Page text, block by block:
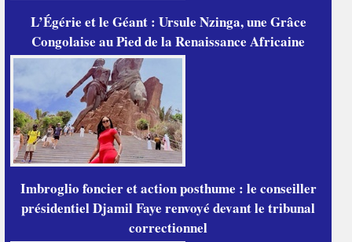
L’Égérie et le Géant : Ursule Nzinga, une Grâce
Congolaise au Pied de la Renaissance Africaine
Imbroglio foncier et action posthume : le conseiller
présidentiel Djamil Faye renvoyé devant le tribunal
correctionnel